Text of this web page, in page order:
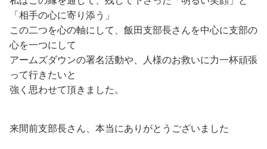
「相手の心に寄り添う」
この二つを心の軸にして、飯田支部長さんを中心に支部の
心を一つにして
アームズダウンの署名活動や、人様のお救いに力一杯頑張
って行きたいと
強く思わせて頂きました。
来間前支部長さん、本当にありがとうございました